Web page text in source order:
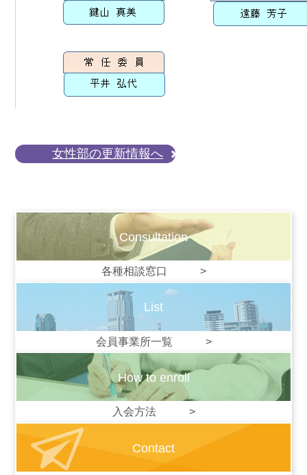
女性部の更新情報へ
Consultation
各種相談窓口 >
List
会員事業所一覧 >
How to enroll
入会方法 >
Contact